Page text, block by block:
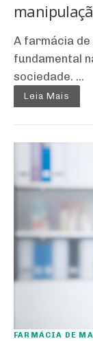
A farmácia de
fundamental
sociedade. ...
Leia Mais
FARMÁCIA DE